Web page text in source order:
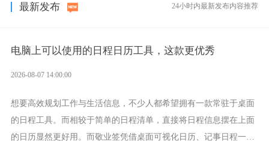
最新发布 24小时内最新发布内容推荐
电脑上可以使用的日程日历工具，这款更优秀
2026-08-07 14:00:00
想要高效规划工作与生活信息，不少人都希望拥有一款常驻于桌面
的日程工具。而相较于简单的日程清单，直接将日程信息摆在上面
的日历显然更好用。而敬业签凭借桌面可视化日历、记事日程一体